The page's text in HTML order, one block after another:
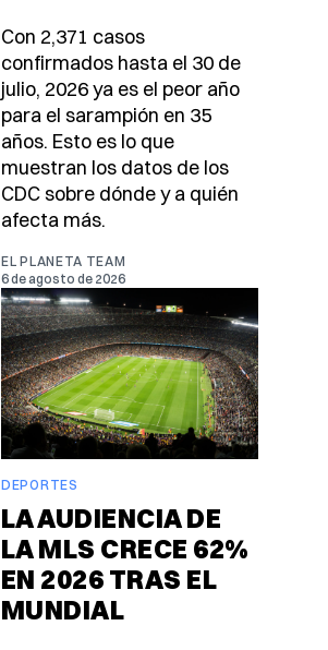
Con 2,371 casos
confirmados hasta el 30 de
julio, 2026 ya es el peor año
para el sarampión en 35
años. Esto es lo que
muestran los datos de los
CDC sobre dónde y a quién
afecta más.
EL PLANETA TEAM
6 de agosto de 2026
DEPORTES
LA AUDIENCIA DE
LA MLS CRECE 62%
EN 2026 TRAS EL
MUNDIAL